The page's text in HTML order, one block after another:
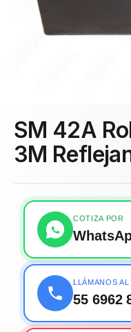
SM 42A
3M
COTIZA POR
LLÁMANOS AL
55 6962